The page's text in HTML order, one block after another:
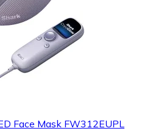
Face Mask FW312EUPL